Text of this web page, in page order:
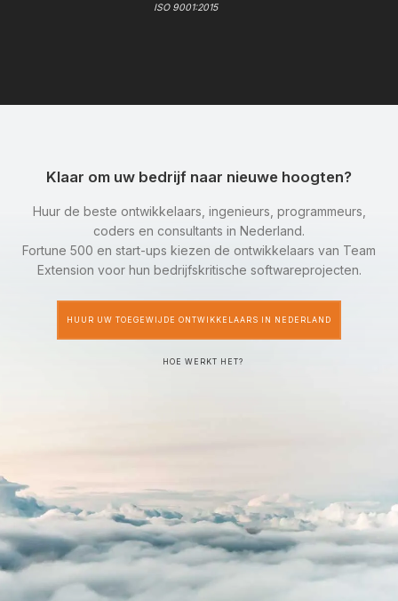
ISO 9001:2015
Klaar om uw bedrijf naar nieuwe hoogten?
Huur de beste ontwikkelaars, ingenieurs, programmeurs,
coders en consultants in Nederland.
Fortune 500 en start-ups kiezen de ontwikkelaars van Team
Extension voor hun bedrijfskritische softwareprojecten.
HUUR UW TOEGEWIJDE ONTWIKKELAARS IN NEDERLAND
HOE WERKT HET?